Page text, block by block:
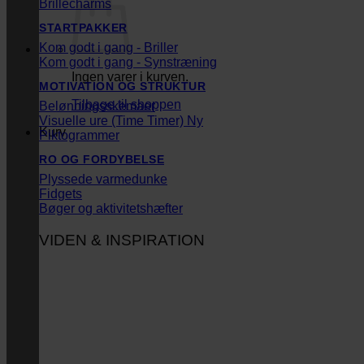
Ingen varer i kurven.
Tilbage til shoppen
Kurv
Brillecharms
STARTPAKKER
Kom godt i gang - Briller
Kom godt i gang - Synstræning
MOTIVATION OG STRUKTUR
Belønningsskemaer
Visuelle ure (Time Timer)
Piktogrammer
RO OG FORDYBELSE
Plyssede varmedunke
Fidgets
Bøger og aktivitetshæfter
VIDEN & INSPIRATION